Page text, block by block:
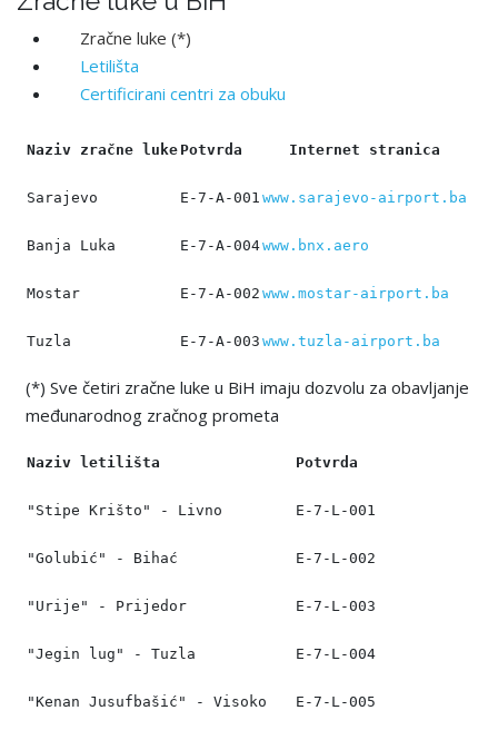
Zračne luke (*)
Letilišta
Certificirani centri za obuku
Naziv zračne luke Potvrda Internet stranica
Sarajevo Е-7-А-001 www.sarajevo-airport.ba
Banja Luka Е-7-А-004www.bnx.aero
Mostar Е-7-А-002 www.mostar-airport.ba
Tuzla Е-7-А-003 www.tuzla-airport.ba
(*) Sve četiri zračne luke u BiH imaju dozvolu za obavljanje
međunarodnog zračnog prometa
Naziv letilišta Potvrda
"Stipe Krišto" - Livno Е-7-L-001
"Golubić" - Bihać Е-7-L-002
"Urije" - Prijedor Е-7-L-003
"Јеgin lug" - Tuzla Е-7-L-004
"Kenan Jusufbašić" - Visoko Е-7-L-005